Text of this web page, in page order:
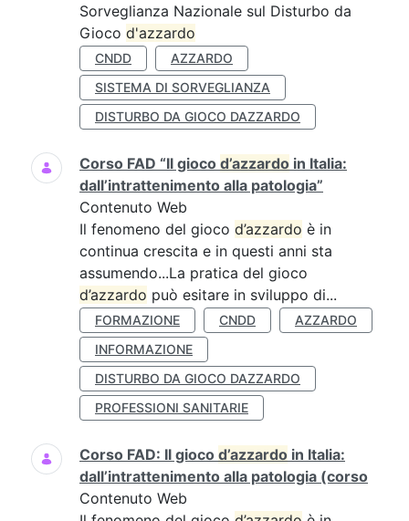
Sorveglianza Nazionale sul Disturbo da
Gioco d'azzardo
CNDD
AZZARDO
SISTEMA DI SORVEGLIANZA
DISTURBO DA GIOCO DAZZARDO
Corso FAD “Il gioco d’azzardo in Italia:
dall’intrattenimento alla patologia”
Contenuto Web
Il fenomeno del gioco d’azzardo è in
continua crescita e in questi anni sta
assumendo...La pratica del gioco
d’azzardo può esitare in sviluppo di...
FORMAZIONE CNDD
AZZARDO
INFORMAZIONE
DISTURBO DA GIOCO DAZZARDO
PROFESSIONI SANITARIE
Corso FAD: Il gioco d’azzardo in Italia:
dall’intrattenimento alla patologia (corso
Contenuto Web